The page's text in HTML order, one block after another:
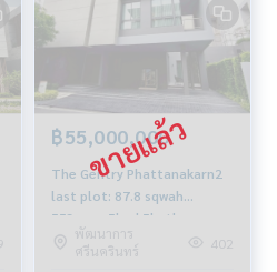
฿55,000,000
The Gentry Phattanakarn2
last plot: 87.8 sqwah
553sqm. 5bed 5bath corner
showhouse 55,000,000 !!!
Am: 0656199198
พัฒนาการ
ศรีนครินทร์
402